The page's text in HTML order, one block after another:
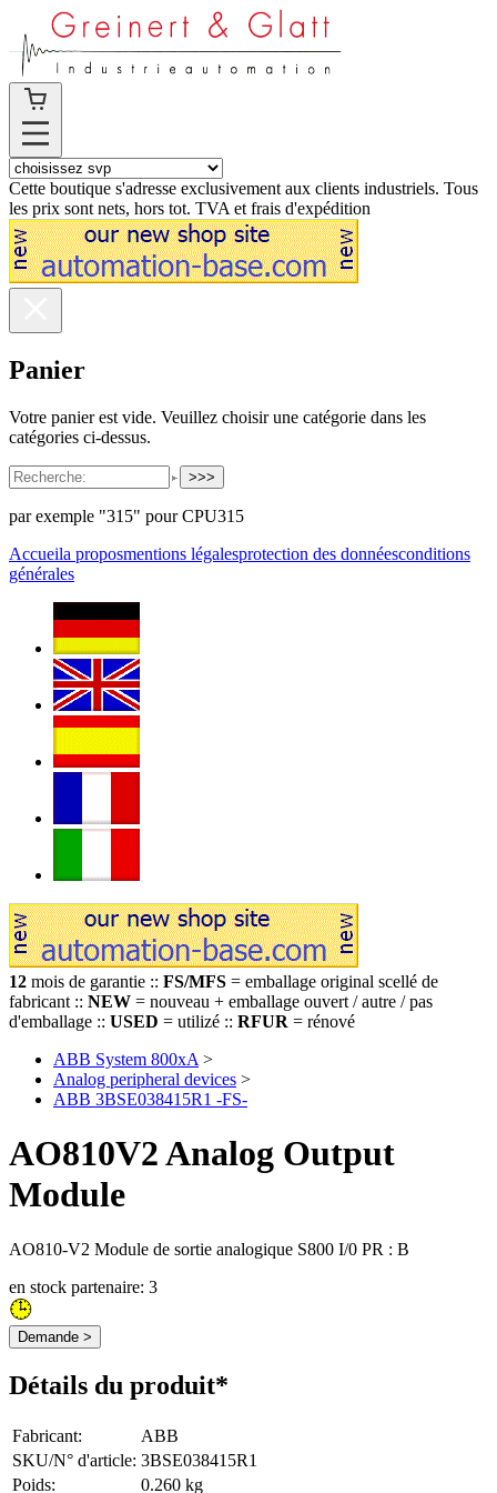
Cette boutique s'adresse exclusivement aux clients industriels. Tous
les prix sont nets, hors tot. TVA et frais d'expédition
Panier
Votre panier est vide. Veuillez choisir une catégorie dans les
catégories ci-dessus.
>>>
par exemple "315" pour CPU315
Accueila proposmentions légalesprotection des donnéesconditions
générales
12 mois de garantie :: FS/MFS = emballage original scellé de
fabricant :: NEW = nouveau + emballage ouvert / autre / pas
d'emballage :: USED = utilizé :: RFUR = rénové
ABB System 800xA >
Analog peripheral devices >
ABB 3BSE038415R1 -FS-
AO810V2 Analog Output
Module
AO810-V2 Module de sortie analogique S800 I/0 PR : B
en stock partenaire: 3
Demande >
Détails du produit*
Fabricant:
ABB
SKU/N° d'article: 3BSE038415R1
Poids: 0.260 kg